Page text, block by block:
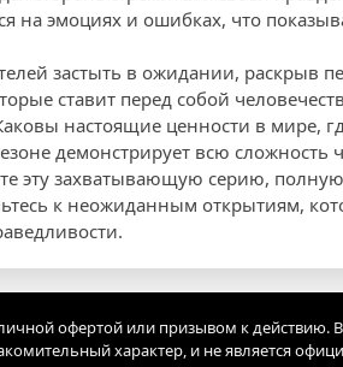
на эмоциях и ошибках, что
застыть в ожидании,
ставит перед собой
настоящие ценности в мире,
демонстрирует всю
эту захватывающую серию,
к неожиданным открытиям,
офертой или призывом к
характер, и не является